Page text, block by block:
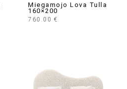
Miegamojo Lova Tulla
160×200
760.00 €